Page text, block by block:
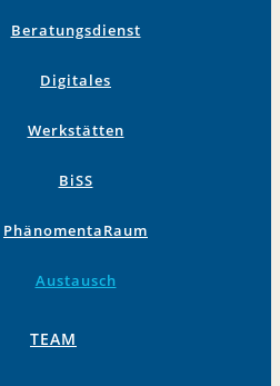
Beratungsdienst
Digitales
Werkstätten
BiSS
PhänomentaRaum
Austausch
TEAM